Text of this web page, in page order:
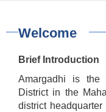
Welcome
Brief Introduction
Amargadhi is the
District in the
district